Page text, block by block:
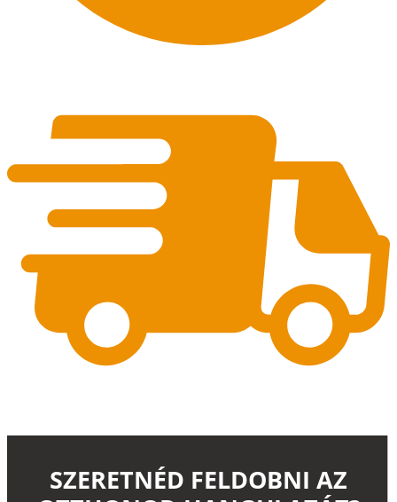
SZERETNÉD FELDOBNI AZ